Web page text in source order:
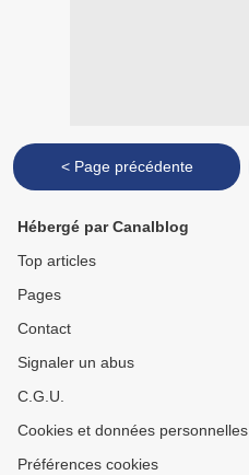
< Page précédente
Hébergé par Canalblog
Top articles
Pages
Contact
Signaler un abus
C.G.U.
Cookies et données personnelles
Préférences cookies